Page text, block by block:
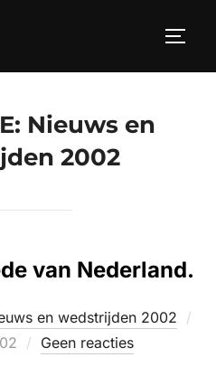
Nieuws en
2002
van Nederland.
en wedstrijden 2002
Geen reacties